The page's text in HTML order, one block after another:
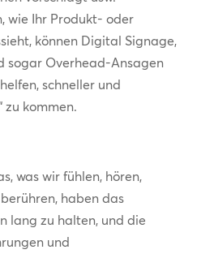
wie Ihr Produkt- oder
können Digital Signage,
sogar Overhead-Ansagen
schneller und
zu kommen.
was wir fühlen, hören,
haben das
lang zu halten, und die
und